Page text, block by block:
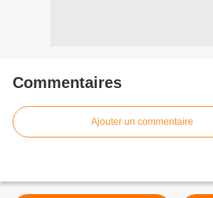
Commentaires
Ajouter un commentaire